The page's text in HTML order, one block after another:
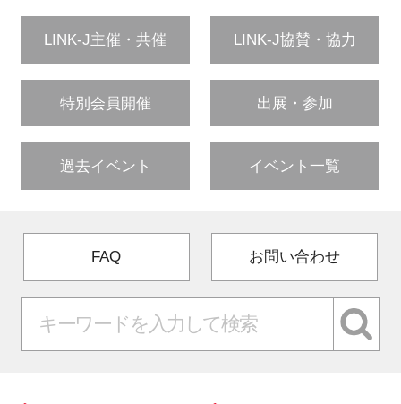
LINK-J主催・共催 LINK-J協賛・協力
特別会員開催 出展・参加
過去イベント イベント一覧
FAQ お問い合わせ